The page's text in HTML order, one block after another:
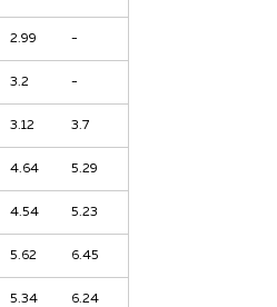
2.99 -
3.2 -
3.12 3.7
4.64 5.29
4.54 5.23
5.62 6.45
5.34 6.24